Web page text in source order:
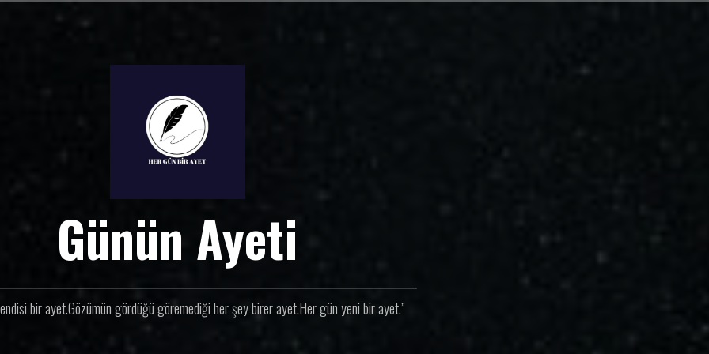
Günün Ayeti
bir ayet.Gözümün gördüğü göremediği her şey birer ayet.Her gün yeni bir ayet.”